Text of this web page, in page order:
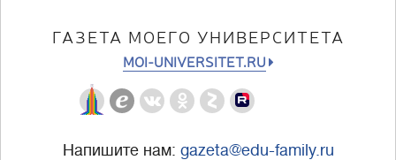
ГАЗЕТА МОЕГО УНИВЕРСИТЕТА
MOI-UNIVERSITET.RU
Напишите нам: gazeta@edu-family.ru